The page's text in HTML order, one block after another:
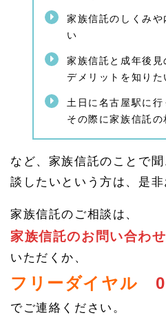
の関
連番
介
1.
1
NH
さイ
チや
クロ
プ現
代で
の家
族信
特集
も
1.
家族信託のしくみ
い
家族信託と成年後見
デメリットを知りた
土日に名古屋駅に行
その際に家族信託
など、家族信託のことで
談したいという方は、是非
家族信託のご相談は、
家族信託のお問い合わ
いただくか、
フリーダイヤル
でご連絡ください。